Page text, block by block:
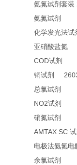
氨氮试剂套装
氨氮试剂
化学发光法试
亚硝酸盐氮
COD试剂
铜试剂
总氯试剂
NO2试剂
硝氮试剂
AMTAX SC
电极法氨氮电
余氯试剂